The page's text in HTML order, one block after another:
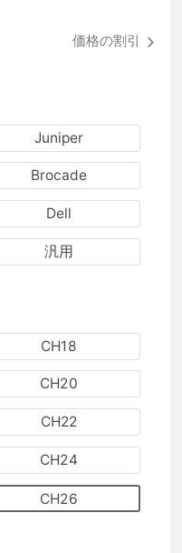
価格の割引
Juniper
Brocade
Dell
汎用
CH18
CH20
CH22
CH24
CH26